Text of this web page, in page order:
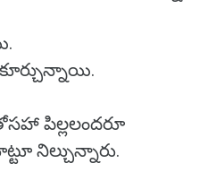
కూర్చున్నాయి.
పిల్లలందరూ
నిల్చున్నారు.